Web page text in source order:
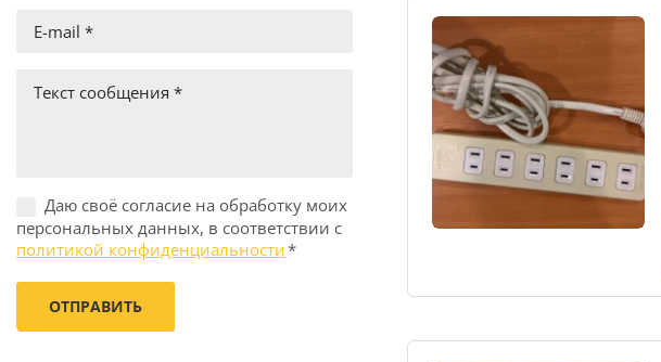
Даю своё согласие на обработку моих
персональных данных, в соответствии с
политикой конфиденциальности*